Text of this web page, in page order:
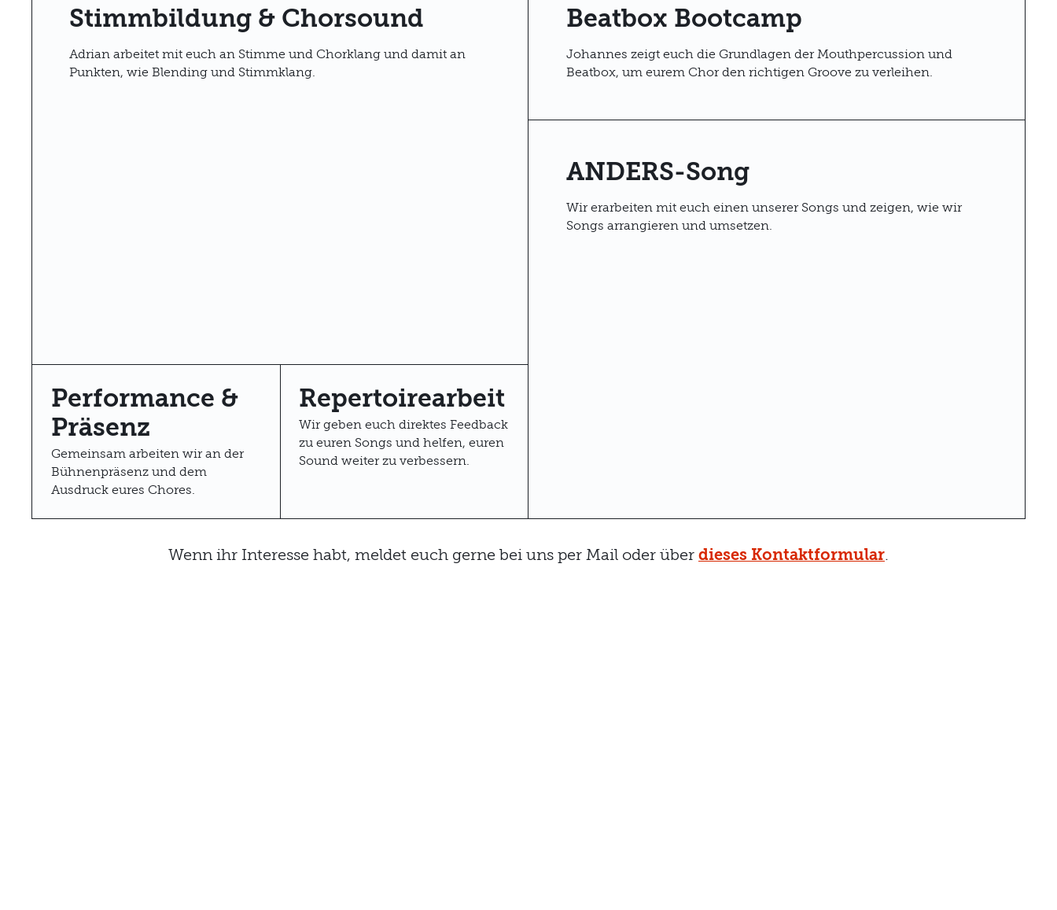
Stimmbildung & Chorsound
Adrian arbeitet mit euch an Stimme und Chorklang und damit an
Punkten, wie Blending und Stimmklang.
Performance &
Präsenz
Gemeinsam arbeiten wir an der
Bühnenpräsenz und dem
Ausdruck eures Chores.
Repertoirearbeit
Wir geben euch direktes Feedback
zu euren Songs und helfen, euren
Sound weiter zu verbessern.
Beatbox Bootcamp
Johannes zeigt euch die Grundlagen der Mouthpercussion und
Beatbox, um eurem Chor den richtigen Groove zu verleihen.
ANDERS-Song
Wir erarbeiten mit euch einen unserer Songs und zeigen, wie wir
Songs arrangieren und umsetzen.
Wenn ihr Interesse habt, meldet euch gerne bei uns per Mail oder über dieses Kontaktformular.